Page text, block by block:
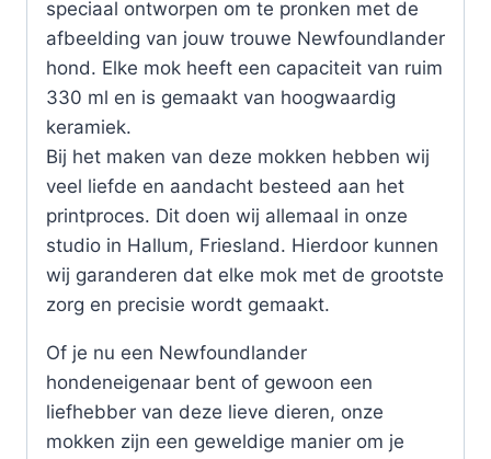
speciaal ontworpen om te pronken met de
afbeelding van jouw trouwe Newfoundlander
hond. Elke mok heeft een capaciteit van ruim
330 ml en is gemaakt van hoogwaardig
keramiek.
Bij het maken van deze mokken hebben wij
veel liefde en aandacht besteed aan het
printproces. Dit doen wij allemaal in onze
studio in Hallum, Friesland. Hierdoor kunnen
wij garanderen dat elke mok met de grootste
zorg en precisie wordt gemaakt.
Of je nu een Newfoundlander
hondeneigenaar bent of gewoon een
liefhebber van deze lieve dieren, onze
mokken zijn een geweldige manier om je